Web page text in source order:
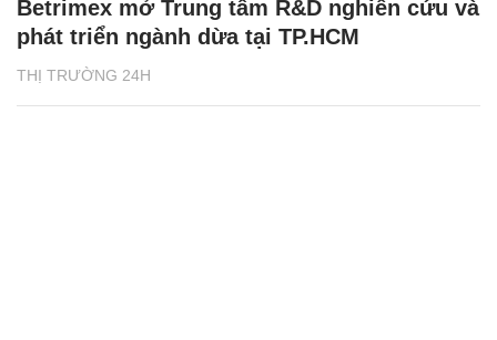
THỊ TRƯỜNG 24H
Betrimex mở Trung tâm R&D nghiên cứu và
phát triển ngành dừa tại TP.HCM